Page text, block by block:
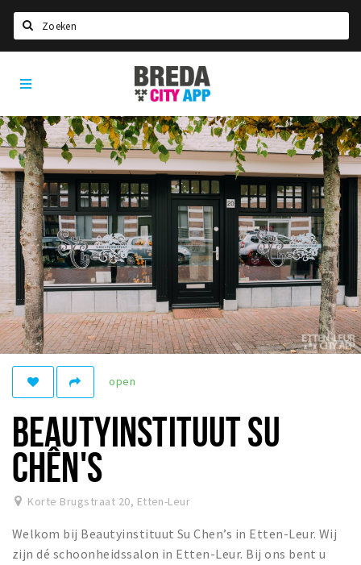
Home
Agenda
Deals
Party pics
Nieuws, interviews & blogs
Eten
Drinken
Slapen
Recreatief
Winkels
Winkelgebieden
Bezienswaardigheden
Musea, theaters & podia
Uitjes & activiteiten
Toeristische routes
Natuurgebieden
Breda
City
App
open
BEAUTYINSTITUUT SU
CHÊN'S
Korte Brugstraat 20, Etten-Leur
Welkom bij Beautyinstituut Su Chen’s in Etten-Leur. Wij
zijn dé schoonheidssalon in Etten-Leur. Bij ons bent u